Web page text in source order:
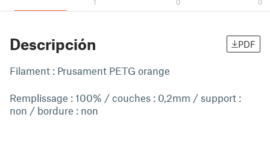
1 0 0
Descripción PDF
Filament : Prusament PETG orange
Remplissage : 100% / couches : 0,2mm / support :
non / bordure : non